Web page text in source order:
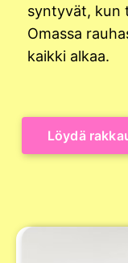
syntyvät, kun
Omassa
kaikki alkaa.
Löydä